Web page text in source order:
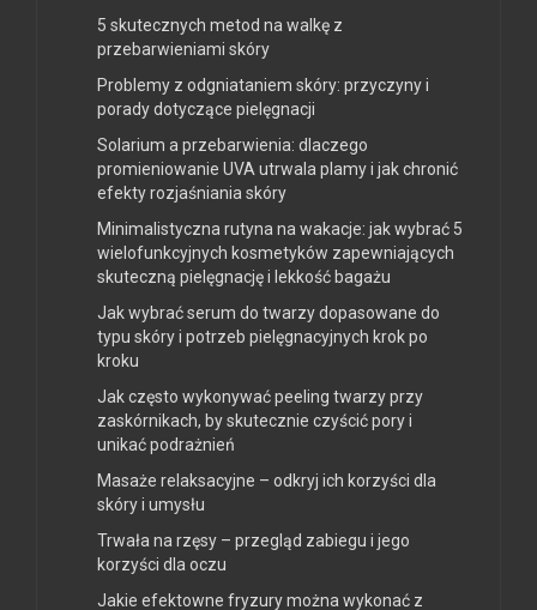
5 skutecznych metod na walkę z
przebarwieniami skóry
Problemy z odgniataniem skóry: przyczyny i
porady dotyczące pielęgnacji
Solarium a przebarwienia: dlaczego
promieniowanie UVA utrwala plamy i jak chronić
efekty rozjaśniania skóry
Minimalistyczna rutyna na wakacje: jak wybrać 5
wielofunkcyjnych kosmetyków zapewniających
skuteczną pielęgnację i lekkość bagażu
Jak wybrać serum do twarzy dopasowane do
typu skóry i potrzeb pielęgnacyjnych krok po
kroku
Jak często wykonywać peeling twarzy przy
zaskórnikach, by skutecznie czyścić pory i
unikać podrażnień
Masaże relaksacyjne – odkryj ich korzyści dla
skóry i umysłu
Trwała na rzęsy – przegląd zabiegu i jego
korzyści dla oczu
Jakie efektowne fryzury można wykonać z